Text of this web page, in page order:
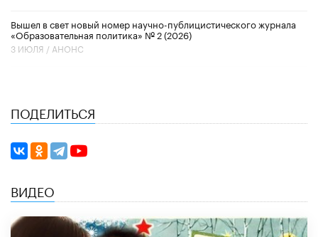
Вышел в свет новый номер научно-публицистического журнала
«Образовательная политика» № 2 (2026)
3 ИЮЛЯ / АНОНС
ПОДЕЛИТЬСЯ
ВИДЕО